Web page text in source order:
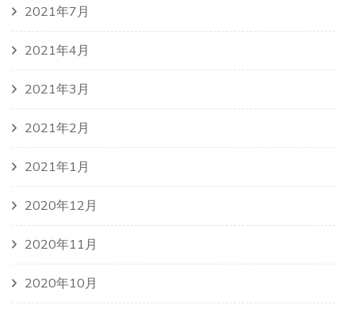
2021年7月
2021年4月
2021年3月
2021年2月
2021年1月
2020年12月
2020年11月
2020年10月